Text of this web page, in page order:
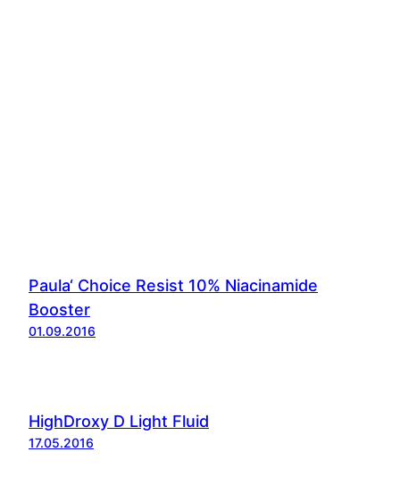
Paula‘ Choice Resist 10% Niacinamide
Booster
01.09.2016
HighDroxy D Light Fluid
17.05.2016